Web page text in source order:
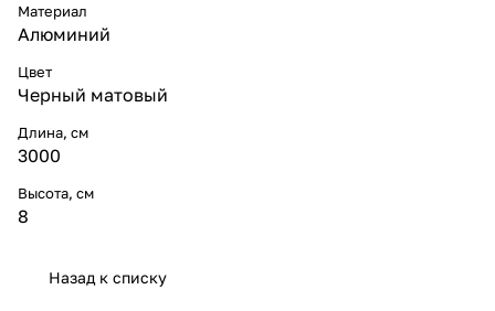
Материал
Алюминий
Цвет
Черный матовый
Длина, см
3000
Высота, см
8
Назад к списку